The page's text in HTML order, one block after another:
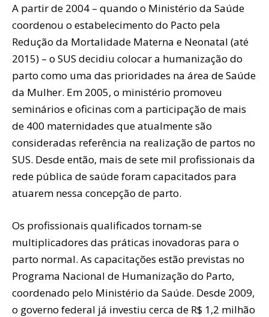
A partir de 2004 – quando o Ministério da Saúde
coordenou o estabelecimento do Pacto pela
Redução da Mortalidade Materna e Neonatal (até
2015) – o SUS decidiu colocar a humanização do
parto como uma das prioridades na área de Saúde
da Mulher. Em 2005, o ministério promoveu
seminários e oficinas com a participação de mais
de 400 maternidades que atualmente são
consideradas referência na realização de partos no
SUS. Desde então, mais de sete mil profissionais da
rede pública de saúde foram capacitados para
atuarem nessa concepção de parto.
Os profissionais qualificados tornam-se
multiplicadores das práticas inovadoras para o
parto normal. As capacitações estão previstas no
Programa Nacional de Humanização do Parto,
coordenado pelo Ministério da Saúde. Desde 2009,
o governo federal já investiu cerca de R$ 1,2 milhão